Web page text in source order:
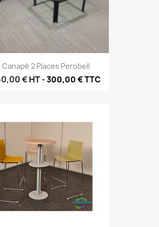
Canapé 2 Places Perobell
€HT-300,00 € TTC